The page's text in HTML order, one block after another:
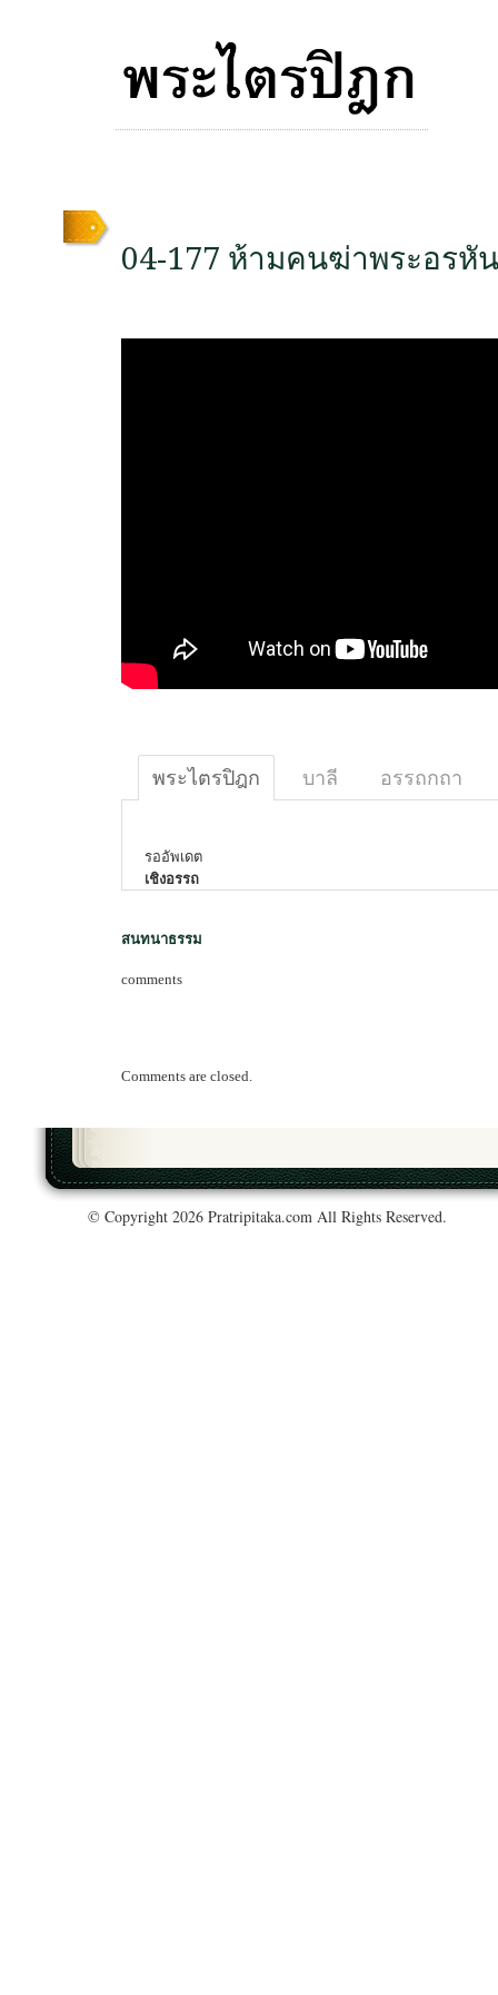
04-177 ห้ามคนฆ่าพระอรหั
พระไตรปิฎก บาลี อรรถกถา
รออัพเดต
เชิงอรรถ
สนทนาธรรม
comments
Comments are closed.
© Copyright 2026 Pratripitaka.com All Rights Reserved.